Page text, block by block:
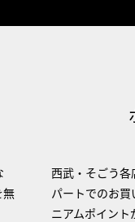
無
西武・そごう
パートでのお
ニアムポイン